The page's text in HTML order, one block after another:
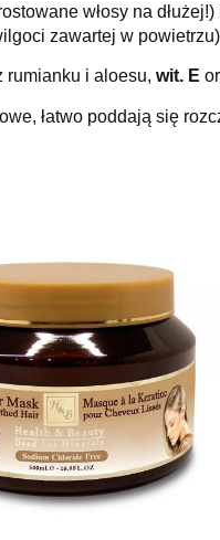
włosy na
zawartej w
rumianku i aloesu, wit. E
łatwo poddają się